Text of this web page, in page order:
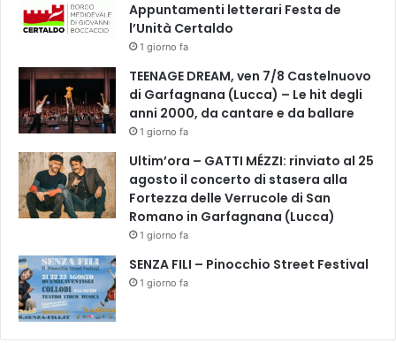
C
N
M
Appuntamenti letterari Festa de
l’Unità Certaldo
1 giorno fa
TEENAGE DREAM, ven 7/8 Castelnuovo
di Garfagnana (Lucca) – Le hit degli
anni 2000, da cantare e da ballare
1 giorno fa
Ultim’ora – GATTI MÉZZI: rinviato al 25
agosto il concerto di stasera alla
Fortezza delle Verrucole di San
Romano in Garfagnana (Lucca)
1 giorno fa
SENZA FILI – Pinocchio Street Festival
1 giorno fa